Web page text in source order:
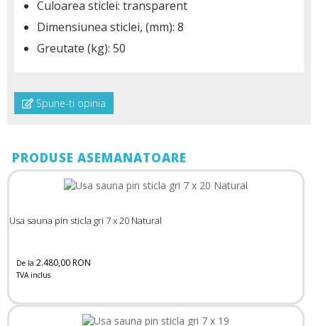
Culoarea sticlei: transparent
Dimensiunea sticlei, (mm): 8
Greutate (kg): 50
Spune-ti opinia
PRODUSE ASEMANATOARE
Usa sauna pin sticla gri 7 x 20 Natural
De la 2.480,00 RON
TVA inclus